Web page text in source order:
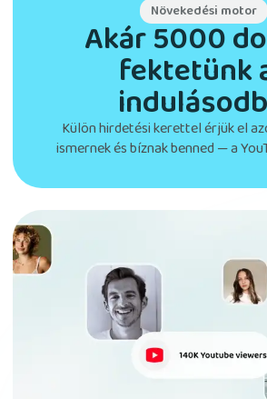
Növekedési motor
Akár 5000
fektetünk
Külön hirdetési kerettel érjük el
ismernek és bíznak benned — a